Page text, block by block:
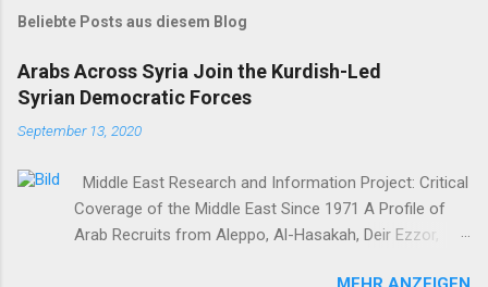
Beliebte Posts aus diesem Blog
Arabs Across Syria Join the Kurdish-Led
Syrian Democratic Forces
September 13, 2020
Middle East Research and Information Project: Critical
Coverage of the Middle East Since 1971 A Profile of
Arab Recruits from Aleppo, Al-Hasakah, Deir Ezzor,